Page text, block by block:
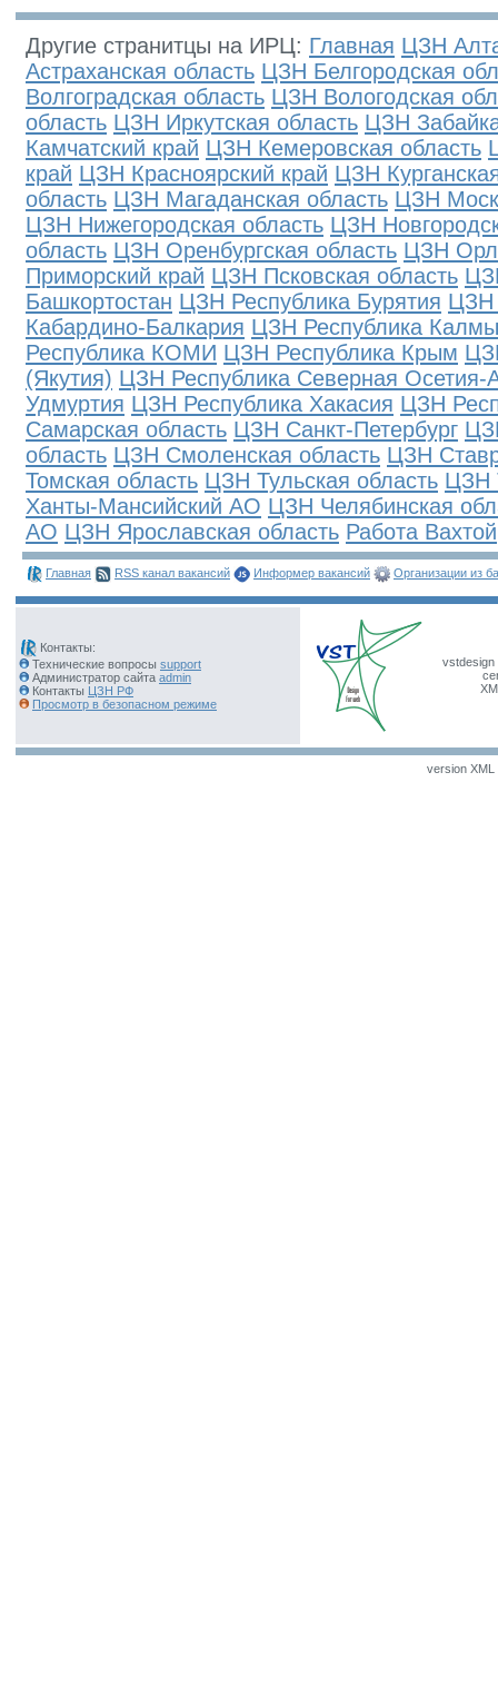
Другие странитцы на ИРЦ: Главная ЦЗН
Астраханская область ЦЗН Белгородская
Волгоградская область ЦЗН Вологодская
область ЦЗН Иркутская область ЦЗН
Камчатский край ЦЗН Кемеровская область
край ЦЗН Красноярский край ЦЗН
область ЦЗН Магаданская область ЦЗН
ЦЗН Нижегородская область ЦЗН
область ЦЗН Оренбургская область ЦЗН
Приморский край ЦЗН Псковская область
Башкортостан ЦЗН Республика Бурятия ЦЗН
Кабардино-Балкария ЦЗН Республика
Республика КОМИ ЦЗН Республика Крым
(Якутия) ЦЗН Республика Северная Осетия-
Удмуртия ЦЗН Республика Хакасия ЦЗН
Самарская область ЦЗН Санкт-Петербург
область ЦЗН Смоленская область ЦЗН
Томская область ЦЗН Тульская область ЦЗН
Ханты-Мансийский АО ЦЗН Челябинская
АО ЦЗН Ярославская область Работа Вахтой
Главная RSS канал вакансий Информер вакансий Организации из
Контакты:
Технические вопросы support
Администратор сайта admin
Контакты ЦЗН РФ
Просмотр в безопасном режиме
vstdesign
version